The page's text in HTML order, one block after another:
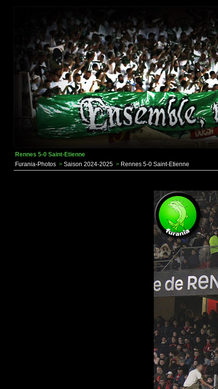
Rennes 5-0 Saint-Etienne
Furania-Photos > Saison 2024-2025 > Rennes 5-0 Saint-Etienne